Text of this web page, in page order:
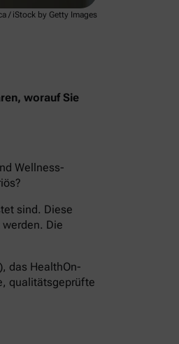
/ iStock by Getty Images
worauf Sie
Wellness-
sind. Diese
Die
das HealthOn-
qualitätsgeprüfte